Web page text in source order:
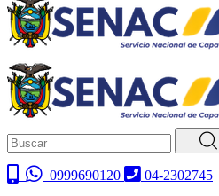
0999690120
04-2302745